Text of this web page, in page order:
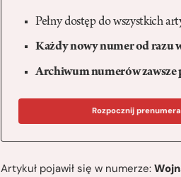
Pełny dostęp do wszystkich
Każdy nowy numer od razu
Archiwum numerów zawsze
Rozpocznij
Artykuł pojawił się w numerze: